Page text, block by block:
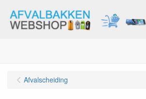
Afvalscheiding